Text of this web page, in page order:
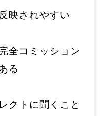
映されやすい
全コミッション
る
クトに聞くこと